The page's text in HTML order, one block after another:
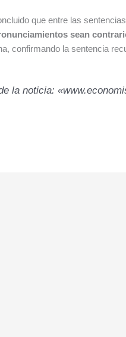
que entre las sentencias
sean
confirmando la sentencia
la noticia: